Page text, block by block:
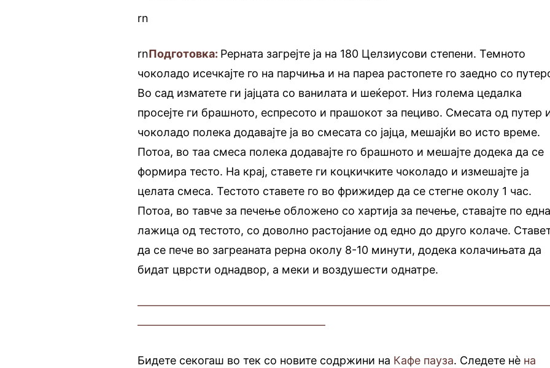
rn
rnПодготовка: Рерната загрејте ја на 180 Целзиусови степени. Темното
чоколадо исечкајте го на парчиња и на пареа растопете го заедно со
Во сад изматете ги јајцата со ванилата и шеќерот. Низ голема цедалка
просејте ги брашното, еспресото и прашокот за пециво. Смесата од путер
чоколадо полека додавајте ја во смесата со јајца, мешајќи во исто време.
Потоа, во таа смеса полека додавајте го брашното и мешајте додека да се
формира тесто. На крај, ставете ги коцкичките чоколадо и измешајте ја
целата смеса. Тестото ставете го во фрижидер да се стегне околу 1 час.
Потоа, во тавче за печење обложено со хартија за печење, ставајте по
лажица од тестото, со доволно растојание од едно до друго колаче.
да се пече во загреаната рерна околу 8-10 минути, додека колачињата да
бидат цврсти однадвор, а меки и воздушести однатре.
—————————————————
Бидете секогаш во тек со новите содржини на Кафе пауза. Следете нè на